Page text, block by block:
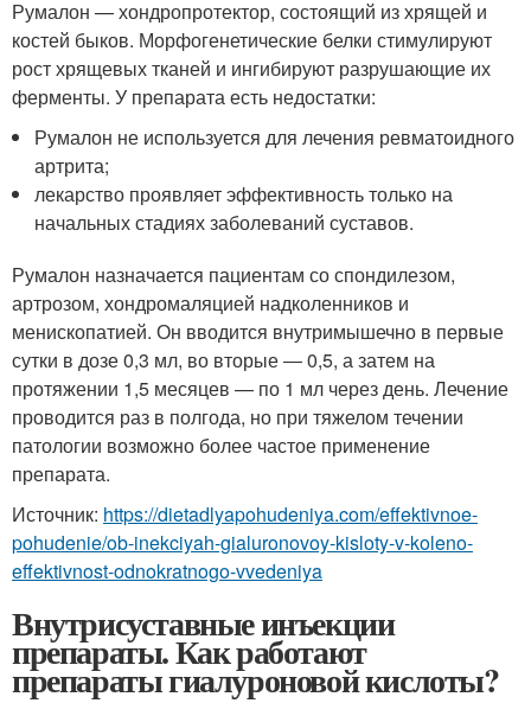
Румалон — хондропротектор, состоящий из хрящей и
костей быков. Морфогенетические белки стимулируют
рост хрящевых тканей и ингибируют разрушающие их
ферменты. У препарата есть недостатки:
Румалон не используется для лечения ревматоидного
артрита;
лекарство проявляет эффективность только на
начальных стадиях заболеваний суставов.
Румалон назначается пациентам со спондилезом,
артрозом, хондромаляцией надколенников и
менископатией. Он вводится внутримышечно в первые
сутки в дозе 0,3 мл, во вторые ― 0,5, а затем на
протяжении 1,5 месяцев — по 1 мл через день. Лечение
проводится раз в полгода, но при тяжелом течении
патологии возможно более частое применение
препарата.
Источник: https://dietadlyapohudeniya.com/effektivnoe-
pohudenie/ob-inekciyah-gialuronovoy-kisloty-v-koleno-
effektivnost-odnokratnogo-vvedeniya
Внутрисуставные инъекции
препараты. Как работают
препараты гиалуроновой кислоты?